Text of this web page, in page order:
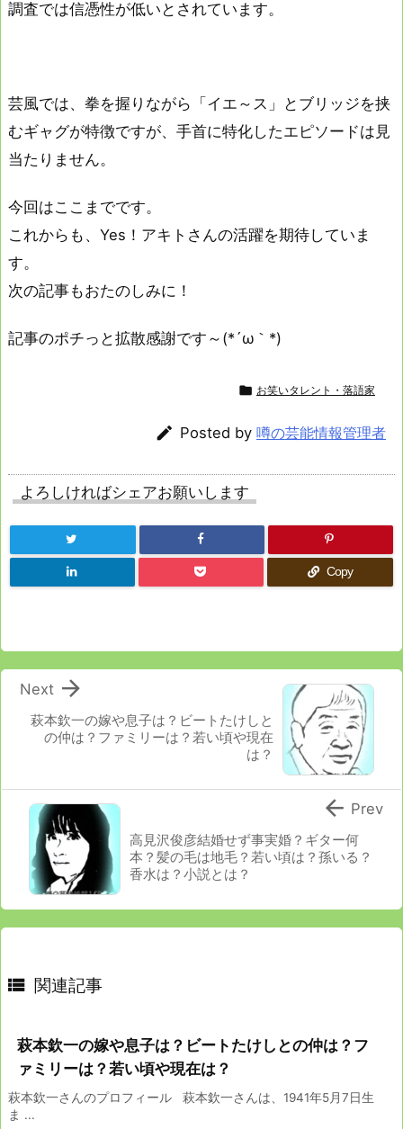
調査では信憑性が低いとされています。
芸風では、拳を握りながら「イエ～ス」とブリッジを挟
むギャグが特徴ですが、手首に特化したエピソードは見
当たりません。
今回はここまでです。
これからも、Yes！アキトさんの活躍を期待していま
す。
次の記事もおたのしみに！
記事のポチっと拡散感謝です～(*´ω｀*)
 お笑いタレント・落語家
 Posted by 噂の芸能情報管理者
よろしければシェアお願いします
Copy
萩本欽一の嫁や息子は？ビートたけしと
の仲は？ファミリーは？若い頃や現在
は？

Next
高見沢俊彦結婚せず事実婚？ギター何
本？髪の毛は地毛？若い頃は？孫いる？
香水は？小説とは？
 Prev
 関連記事
萩本欽一の嫁や息子は？ビートたけしとの仲は？フ
ァミリーは？若い頃や現在は？
萩本欽一さんのプロフィール 萩本欽一さんは、1941年5月7日生
ま ...